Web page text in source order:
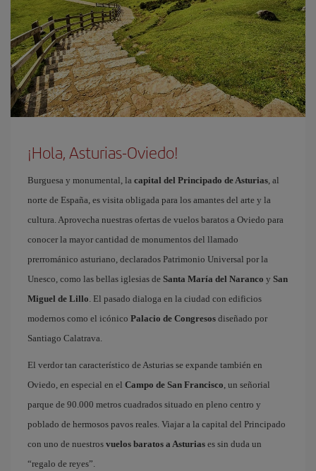
¡Hola, Asturias-Oviedo!
Burguesa y monumental, la capital del Principado de Asturias, al
norte de España, es visita obligada para los amantes del arte y la
cultura. Aprovecha nuestras ofertas de vuelos baratos a Oviedo para
conocer la mayor cantidad de monumentos del llamado
prerrománico asturiano, declarados Patrimonio Universal por la
Unesco, como las bellas iglesias de Santa María del Naranco y San
Miguel de Lillo. El pasado dialoga en la ciudad con edificios
modernos como el icónico Palacio de Congresos diseñado por
Santiago Calatrava.
El verdor tan característico de Asturias se expande también en
Oviedo, en especial en el Campo de San Francisco, un señorial
parque de 90.000 metros cuadrados situado en pleno centro y
poblado de hermosos pavos reales. Viajar a la capital del Principado
con uno de nuestros vuelos baratos a Asturias es sin duda un
“regalo de reyes”.